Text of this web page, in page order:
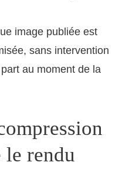
image publiée est
sans intervention
au moment de la
rendu